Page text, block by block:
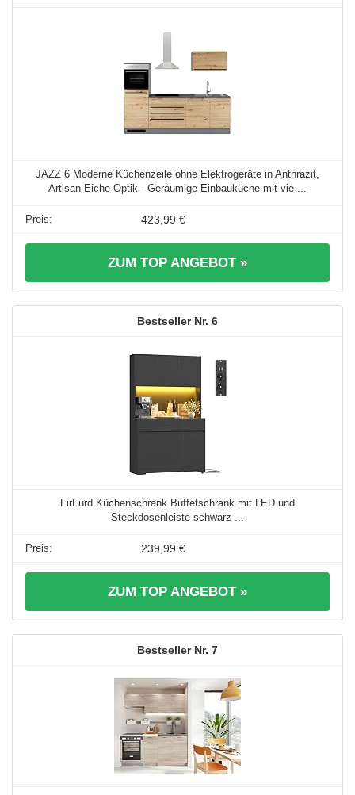
JAZZ 6 Moderne Küchenzeile ohne Elektrogeräte in Anthrazit,
Artisan Eiche Optik - Geräumige Einbauküche mit vie ...
423,99 €
ZUM TOP ANGEBOT »
6
FirFurd Küchenschrank Buffetschrank mit LED und
Steckdosenleiste schwarz ...
239,99 €
ZUM TOP ANGEBOT »
7